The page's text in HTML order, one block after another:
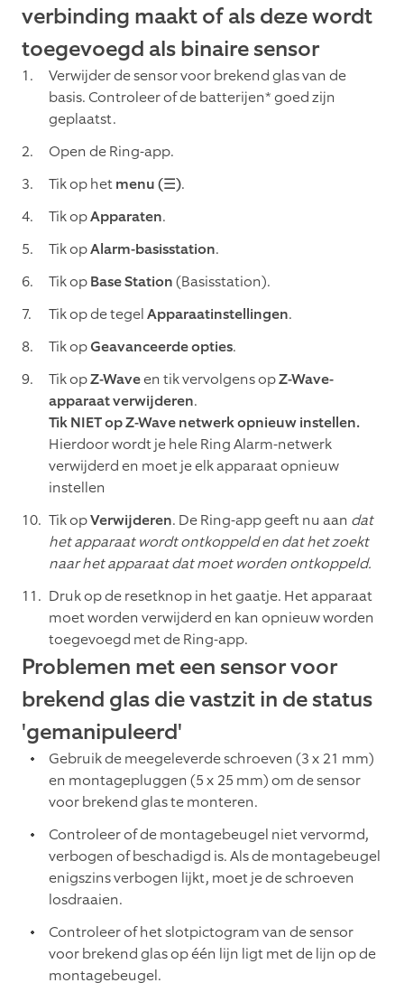
verbinding maakt of als deze wordt
toegevoegd als binaire sensor
Verwijder de sensor voor brekend glas van de
basis. Controleer of de batterijen* goed zijn
geplaatst.
Open de Ring-app.
Tik op hetmenu (☰).
Tik opApparaten.
Tik opAlarm-basisstation.
Tik opBase Station(Basisstation).
Tik op de tegelApparaatinstellingen.
Tik opGeavanceerde opties.
Tik opZ-Waveen tik vervolgens opZ-Wave-
apparaat verwijderen.
Tik NIET op Z-Wave netwerk opnieuw instellen.
Hierdoor wordt je hele Ring Alarm-netwerk
verwijderd en moet je elk apparaat opnieuw
instellen
Tik opVerwijderen. De Ring-app geeft nu aan dat
het apparaat wordt ontkoppeld en dat het zoekt
naar het apparaat dat moet worden ontkoppeld.
Druk op de resetknop in het gaatje. Het apparaat
moet worden verwijderd en kan opnieuw worden
toegevoegd met de Ring-app.
Problemen met een sensor voor
brekend glas die vastzit in de status
'gemanipuleerd'
Gebruik de meegeleverde schroeven (3 x 21 mm)
en montagepluggen (5 x 25 mm) om de sensor
voor brekend glas te monteren.
Controleer of de montagebeugel niet vervormd,
verbogen of beschadigd is. Als de montagebeugel
enigszins verbogen lijkt, moet je de schroeven
losdraaien.
Controleer of het slotpictogram van de sensor
voor brekend glas op één lijn ligt met de lijn op de
montagebeugel.